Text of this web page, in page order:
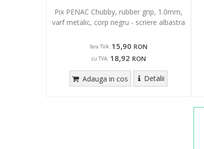
Pix PENAC Chubby, rubber grip, 1.0mm,
varf metalic, corp negru - scriere albastra
fara TVA: 15,90 RON
cu TVA: 18,92 RON
Adauga in cos Detalii